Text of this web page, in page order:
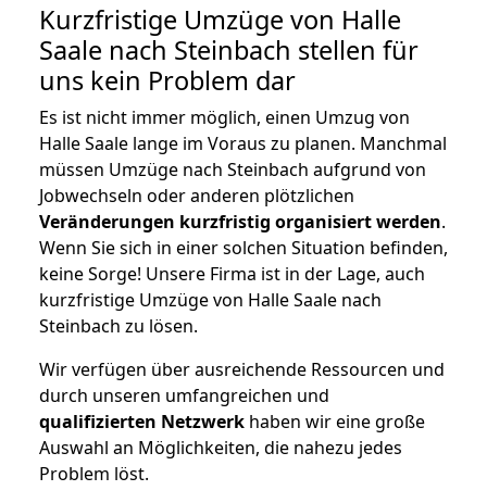
Kurzfristige Umzüge von Halle
Saale nach Steinbach stellen für
uns kein Problem dar
Es ist nicht immer möglich, einen Umzug von
Halle Saale lange im Voraus zu planen. Manchmal
müssen Umzüge nach Steinbach aufgrund von
Jobwechseln oder anderen plötzlichen
Veränderungen kurzfristig organisiert werden.
Wenn Sie sich in einer solchen Situation befinden,
keine Sorge! Unsere Firma ist in der Lage, auch
kurzfristige Umzüge von Halle Saale nach
Steinbach zu lösen.
Wir verfügen über ausreichende Ressourcen und
durch unseren umfangreichen und
qualifizierten Netzwerk haben wir eine große
Auswahl an Möglichkeiten, die nahezu jedes
Problem löst.